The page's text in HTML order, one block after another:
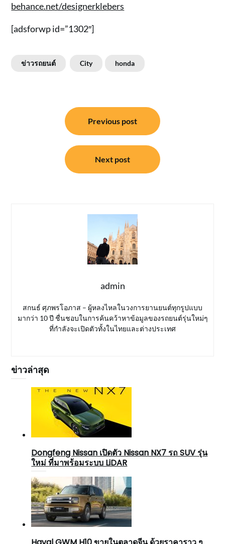
behance.net/designerklebers
[adsforwp id=”1302″]
ข่าวรถยนต์ City honda
Previous post
Next post
admin
สกนธ์ ศุภพรโอภาส – ผู้หลงไหลในวงการยานยนต์ทุกรูปแบบ
มากว่า 10 ปี ชื่นชอบในการค้นคว้าหาข้อมูลของรถยนต์รุ่นใหม่ๆ
ที่กำลังจะเปิดตัวทั้งในไทยและต่างประเทศ
ข่าวล่าสุด
Dongfeng Nissan เปิดตัว Nissan NX7 รถ SUV รุ่น
ใหม่ ที่มาพร้อมระบบ LiDAR